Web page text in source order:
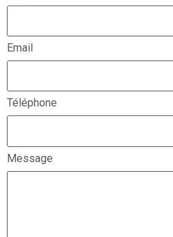
Email
Téléphone
Message